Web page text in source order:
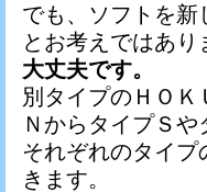
でも、ソフトを
とお考えではあり
大丈夫です。
別タイプのＨＯ
ＮからタイプＳ
それぞれのタイ
きます。